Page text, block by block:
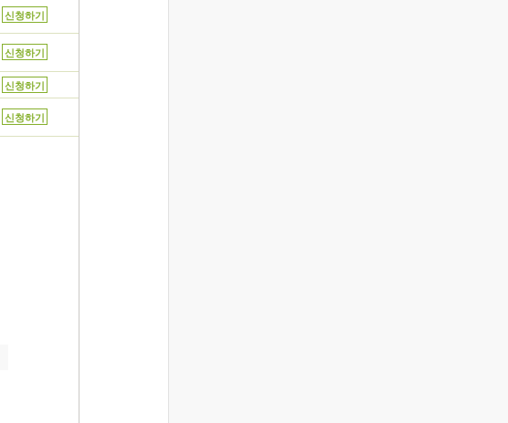
신청하기
신청하기
신청하기
신청하기